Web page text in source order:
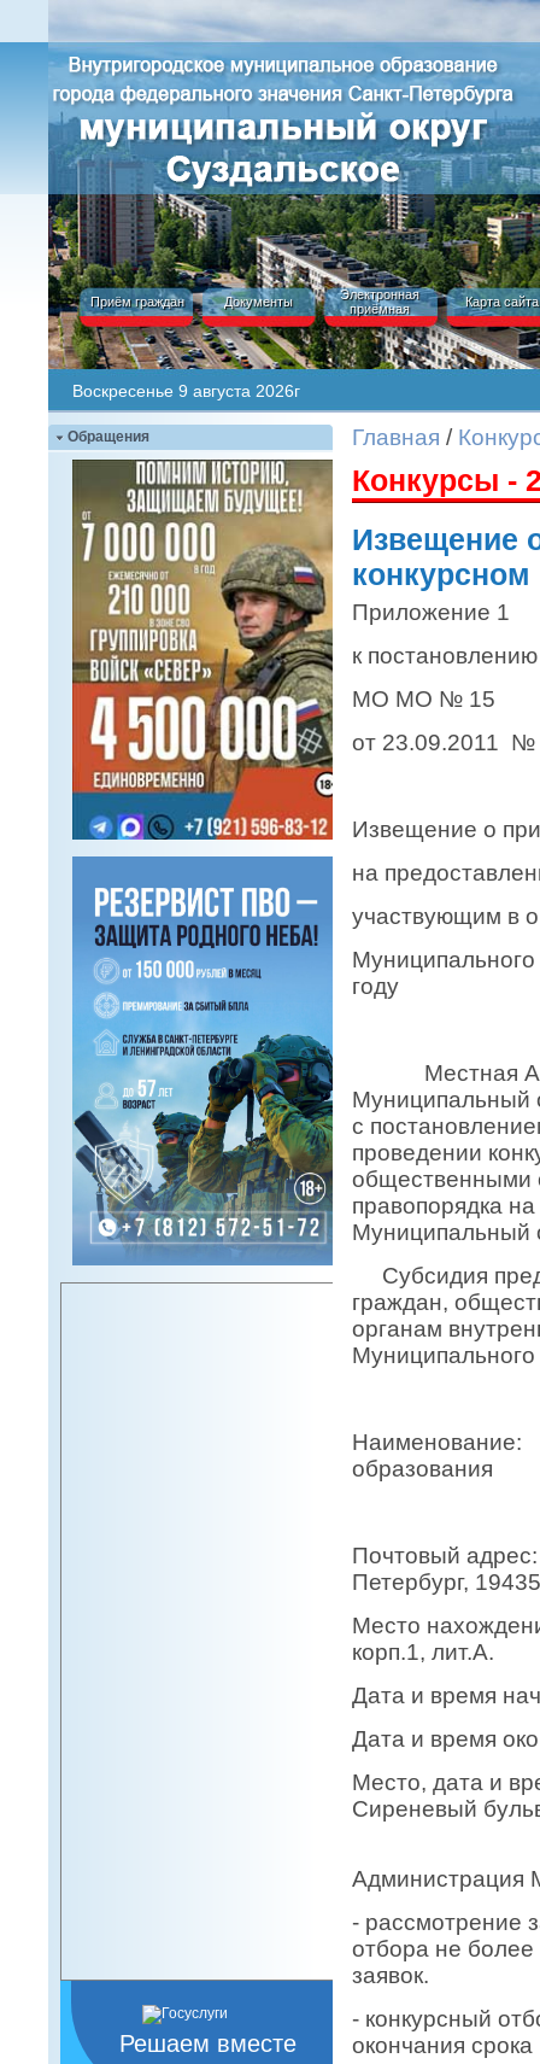
Приём граждан Документы
Электронная
приёмная
Карта сайта
Воскресенье 9 августа 2026г
Обращения
Решаем вместе
Главная /
Конкурсы -
Извещение
конкурсном
Приложение 1
к
МО МО № 15
от 23.09.2011 №
Извещение о
на
участвующим в
году
Местная
Муниципальный
с
проведении
общественными
правопорядка
Муниципальный
Субсидия
граждан,
органам
Наименование:
образования
Почтовый
Петербург,
Место
корп.1, лит.А.
Дата и время
Дата и время
Место, дата и
Сиреневый
- рассмотрение
отбора не более
заявок.
- конкурсный
окончания